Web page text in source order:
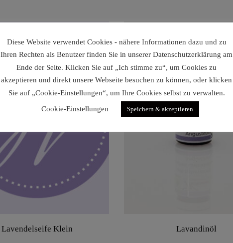
Lavendelseife Klein Lavandinöl
Diese Website verwendet Cookies - nähere Informationen dazu und zu
Ihren Rechten als Benutzer finden Sie in unserer Datenschutzerklärung am
Ende der Seite. Klicken Sie auf „Ich stimme zu“, um Cookies zu
akzeptieren und direkt unsere Webseite besuchen zu können, oder klicken
Sie auf „Cookie-Einstellungen“, um Ihre Cookies selbst zu verwalten.
Cookie-Einstellungen
Speichern & akzeptieren